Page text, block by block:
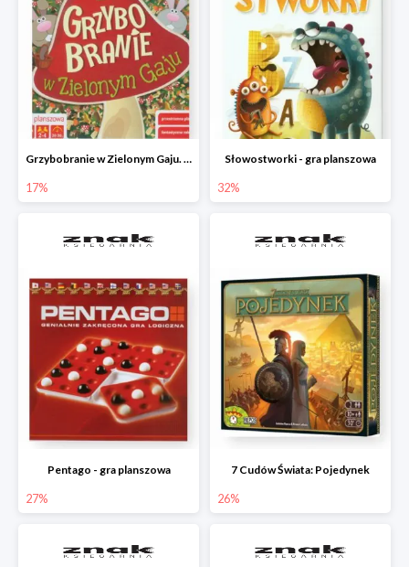
Grzybobranie w Zielonym Gaju. Gra planszowa
17%
Słowostworki - gra planszowa
32%
Pentago - gra planszowa
27%
7 Cudów Świata: Pojedynek
26%